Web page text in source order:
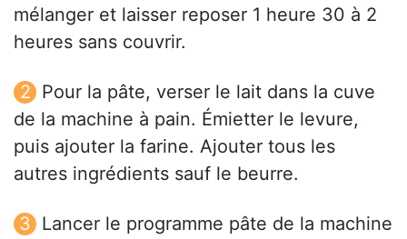
mélanger et laisser reposer 1 heure 30 à 2
heures sans couvrir.
Pour la pâte, verser le lait dans la cuve
de la machine à pain. Émietter le levure,
puis ajouter la farine. Ajouter tous les
autres ingrédients sauf le beurre.
Lancer le programme pâte de la machine